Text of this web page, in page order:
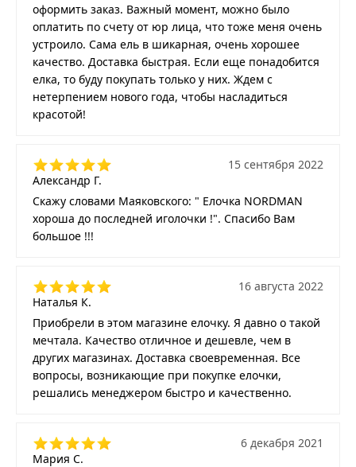
оформить заказ. Важный момент, можно было
оплатить по счету от юр лица, что тоже меня очень
устроило. Сама ель в шикарная, очень хорошее
качество. Доставка быстрая. Если еще понадобится
елка, то буду покупать только у них. Ждем с
нетерпением нового года, чтобы насладиться
красотой!
Александр Г.
15 сентября 2022
Скажу словами Маяковского: " Елочка NORDMAN
хороша до последней иголочки !". Спасибо Вам
большое !!!
Наталья К.
16 августа 2022
Приобрели в этом магазине елочку. Я давно о такой
мечтала. Качество отличное и дешевле, чем в
других магазинах. Доставка своевременная. Все
вопросы, возникающие при покупке елочки,
решались менеджером быстро и качественно.
Мария С.
6 декабря 2021